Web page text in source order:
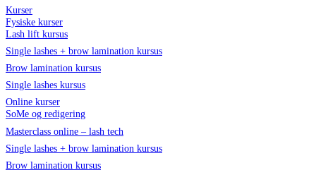
Kurser
Fysiske kurser
Lash lift kursus
Single lashes + brow lamination kursus
Brow lamination kursus
Single lashes kursus
Online kurser
SoMe og redigering
Masterclass online – lash tech
Single lashes + brow lamination kursus
Brow lamination kursus